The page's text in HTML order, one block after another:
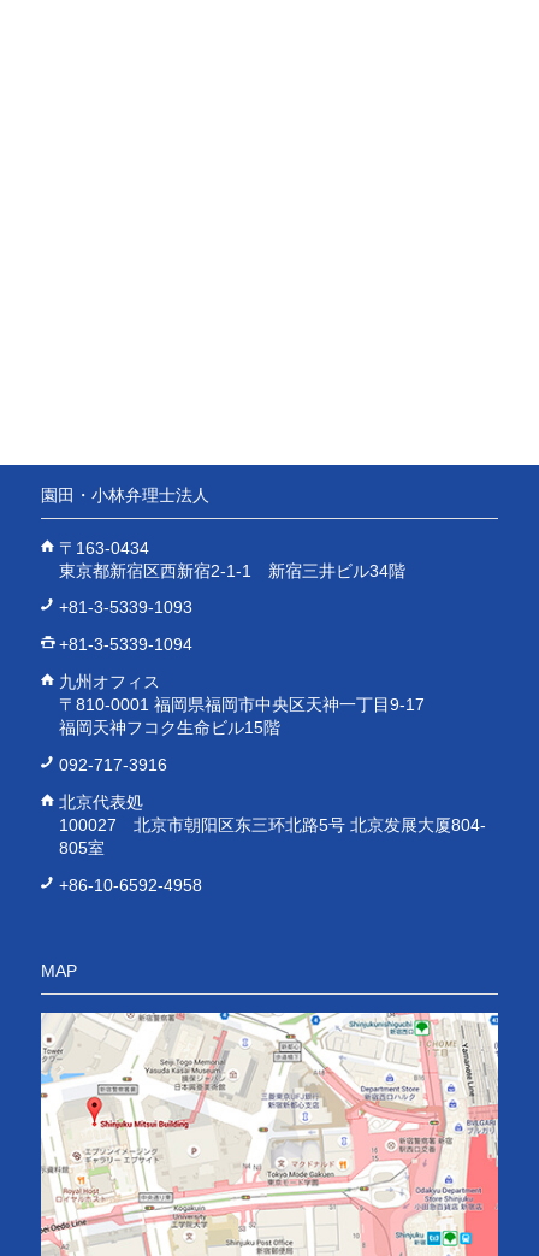
園田・小林弁理士法人
〒163-0434
東京都新宿区西新宿2-1-1 新宿三井ビル34階
+81-3-5339-1093
+81-3-5339-1094
九州オフィス
〒810-0001 福岡県福岡市中央区天神一丁目9-17
福岡天神フコク生命ビル15階
092-717-3916
北京代表処
100027 北京市朝阳区东三环北路5号 北京发展大厦804-
805室
+86-10-6592-4958
MAP